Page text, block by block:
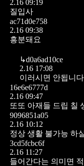
2.16 09:19
질입사
ac71d0e758
2.16 09:38
흥분돼요
↳d0a6ad10ce
2.16 17:08
이러시면 안됩니다
16e6e6777d
2.16 09:47
또또 아재들 드립 칠
9096851a05
2.16 10:12
정상 생활 불가능 하
3cd5fcbc6f
2.16 11:27
들어간다는 의미면